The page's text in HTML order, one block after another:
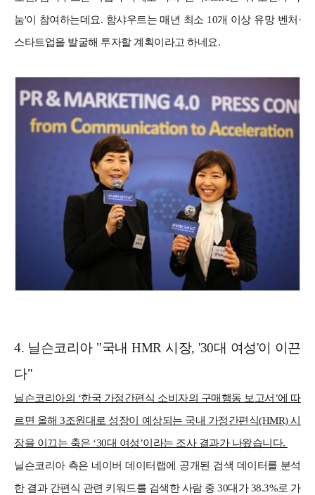
눔'이 참여하는데요. 함샤우트는 매년 최소 10개 이상 유망 벤처·
스타트업을 발굴해 투자할 계획이라고 하네요.
4. 닐슨코리아 "국내 HMR 시장, '30대 여성'이 이끈
다"
닐슨코리아의 ‘한국 가정간편식 소비자의 구매행동 보고서’에 따
르면 올해 3조원대로 성장이 예상되는 국내 가정간편식(HMR) 시
장을 이끄는 축은 ‘30대 여성’이라는 조사 결과가 나왔습니다.
닐슨코리아 측은 네이버 데이터랩에 공개된 검색 데이터를 분석
한 결과 간편식 관련 키워드를 검색한 사람 중 30대가 38.3%로 가